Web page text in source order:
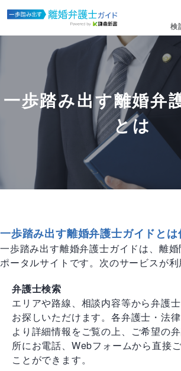
検
一歩踏み出す離婚弁
とは
一歩踏み出す離婚弁護士ガイドとは
一歩踏み出す離婚弁護士ガイドは、離
ポータルサイトです。次のサービスが利
弁護士検索
エリアや路線、相談内容等から弁護
お探しいただけます。各弁護士・法
より詳細情報をご覧の上、ご希望の
所にお電話、Webフォームから直接
ことができます。